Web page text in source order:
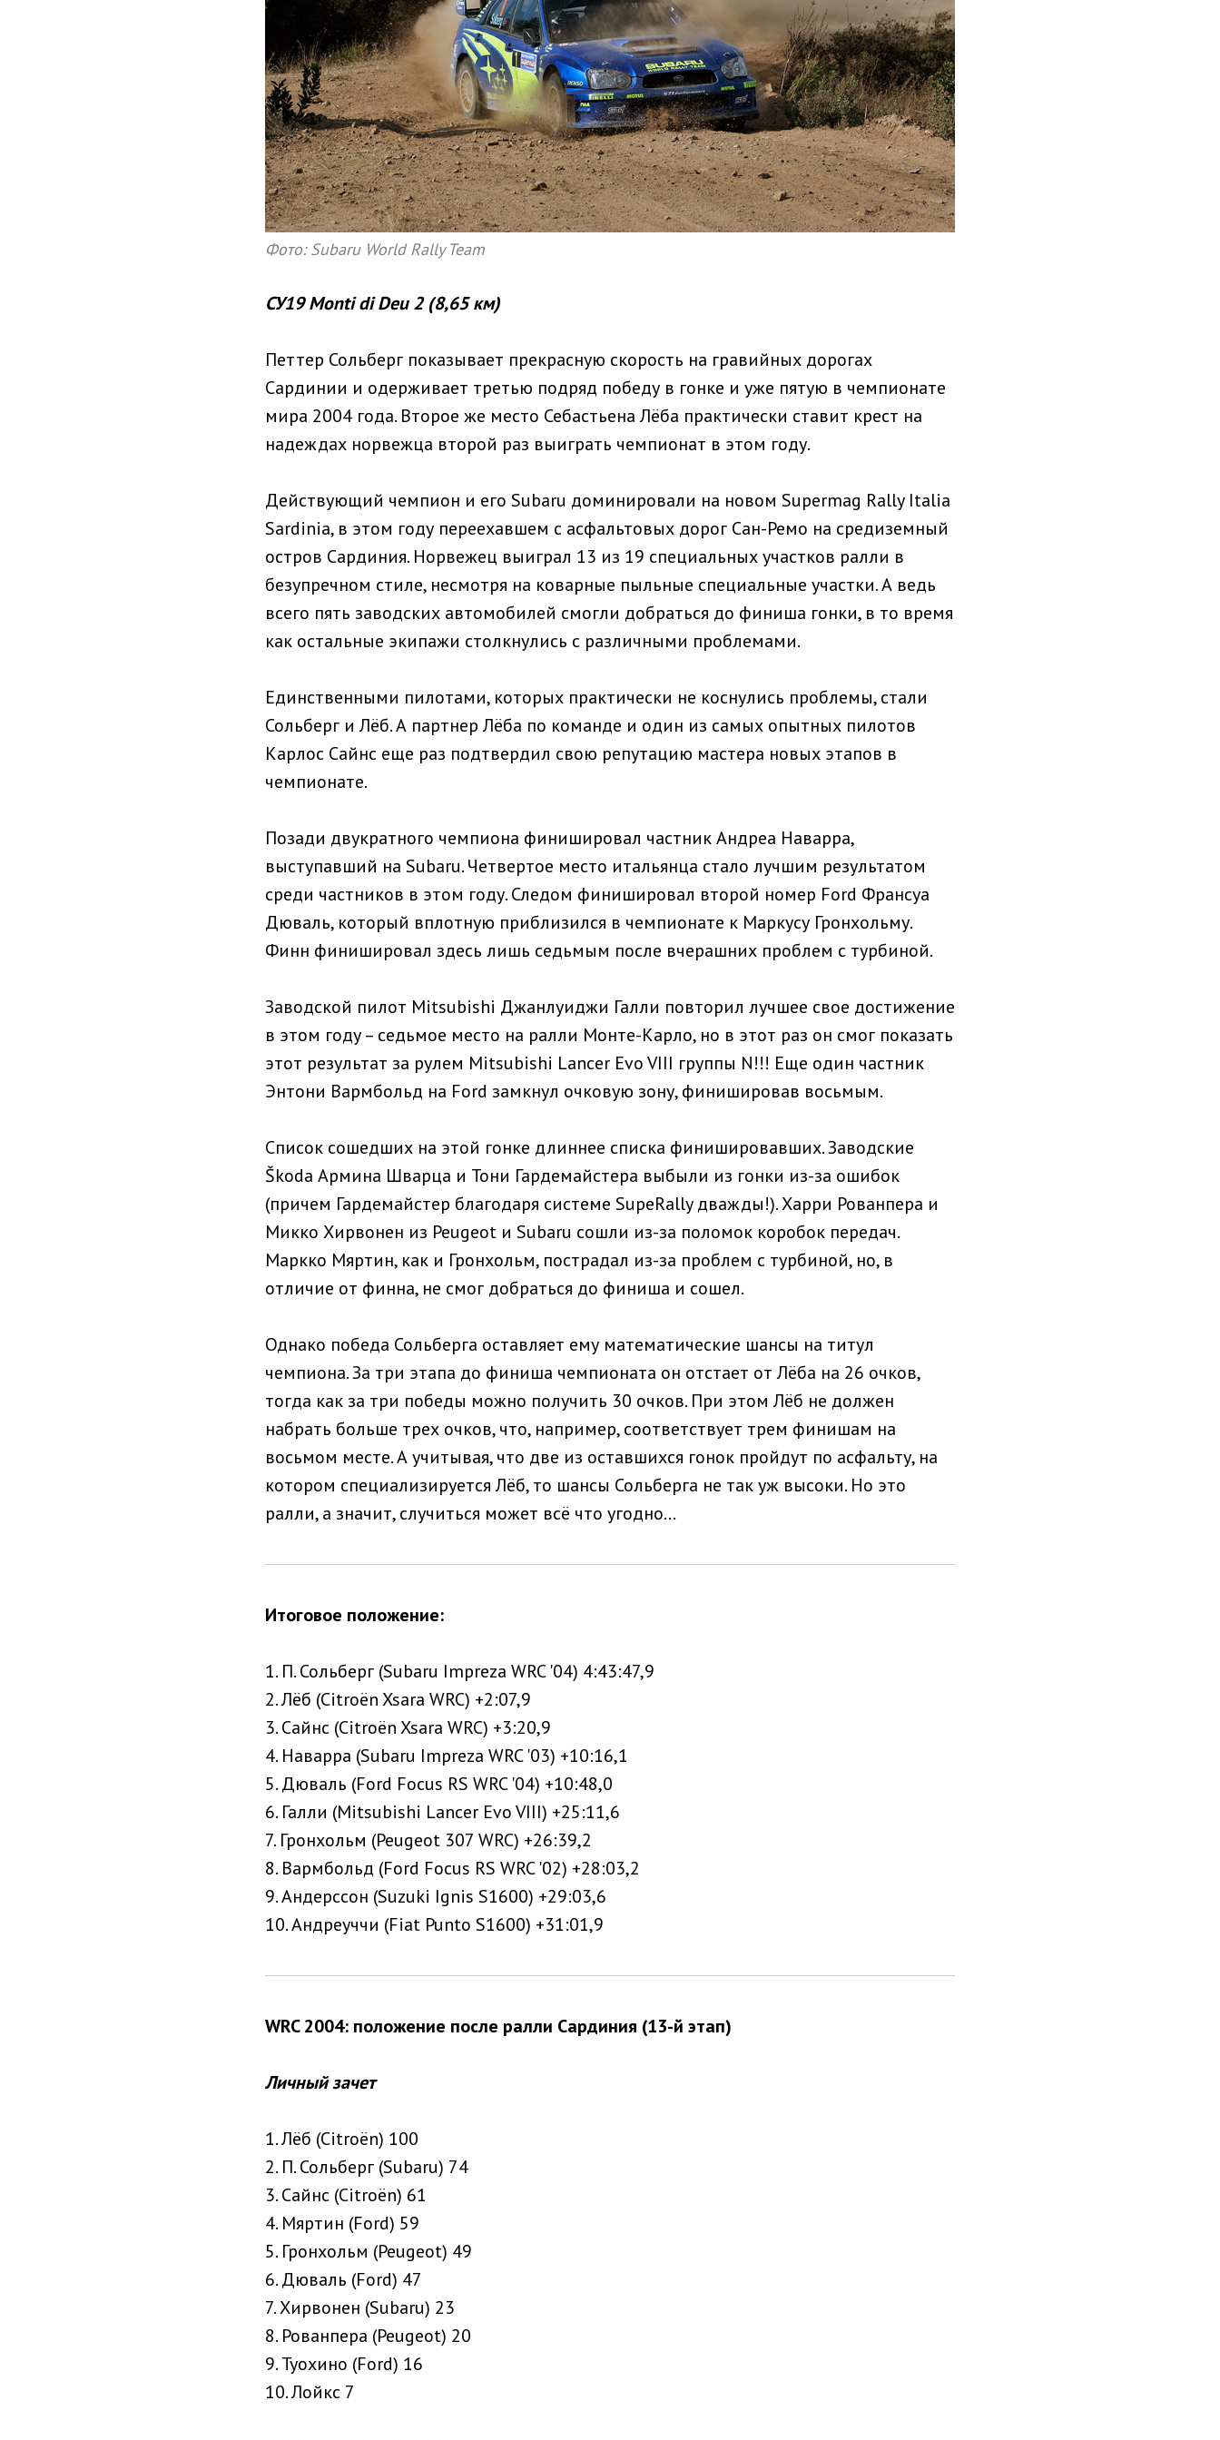
Фото: Subaru World Rally Team
СУ19 Monti di Deu 2 (8,65 км)
Петтер Сольберг показывает прекрасную скорость на гравийных дорогах
Сардинии и одерживает третью подряд победу в гонке и уже пятую в чемпионате
мира 2004 года. Второе же место Себастьена Лёба практически ставит крест на
надеждах норвежца второй раз выиграть чемпионат в этом году.
Действующий чемпион и его Subaru доминировали на новом Supermag Rally Italia
Sardinia, в этом году переехавшем с асфальтовых дорог Сан-Ремо на средиземный
остров Сардиния. Норвежец выиграл 13 из 19 специальных участков ралли в
безупречном стиле, несмотря на коварные пыльные специальные участки. А ведь
всего пять заводских автомобилей смогли добраться до финиша гонки, в то время
как остальные экипажи столкнулись с различными проблемами.
Единственными пилотами, которых практически не коснулись проблемы, стали
Сольберг и Лёб. А партнер Лёба по команде и один из самых опытных пилотов
Карлос Сайнс еще раз подтвердил свою репутацию мастера новых этапов в
чемпионате.
Позади двукратного чемпиона финишировал частник Андреа Наварра,
выступавший на Subaru. Четвертое место итальянца стало лучшим результатом
среди частников в этом году. Следом финишировал второй номер Ford Франсуа
Дюваль, который вплотную приблизился в чемпионате к Маркусу Гронхольму.
Финн финишировал здесь лишь седьмым после вчерашних проблем с турбиной.
Заводской пилот Mitsubishi Джанлуиджи Галли повторил лучшее свое достижение
в этом году – седьмое место на ралли Монте-Карло, но в этот раз он смог показать
этот результат за рулем Mitsubishi Lancer Evo VIII группы N!!! Еще один частник
Энтони Вармбольд на Ford замкнул очковую зону, финишировав восьмым.
Список сошедших на этой гонке длиннее списка финишировавших. Заводские
Škoda Армина Шварца и Тони Гардемайстера выбыли из гонки из-за ошибок
(причем Гардемайстер благодаря системе SupeRally дважды!). Харри Рованпера и
Микко Хирвонен из Peugeot и Subaru сошли из-за поломок коробок передач.
Маркко Мяртин, как и Гронхольм, пострадал из-за проблем с турбиной, но, в
отличие от финна, не смог добраться до финиша и сошел.
Однако победа Сольберга оставляет ему математические шансы на титул
чемпиона. За три этапа до финиша чемпионата он отстает от Лёба на 26 очков,
тогда как за три победы можно получить 30 очков. При этом Лёб не должен
набрать больше трех очков, что, например, соответствует трем финишам на
восьмом месте. А учитывая, что две из оставшихся гонок пройдут по асфальту, на
котором специализируется Лёб, то шансы Сольберга не так уж высоки. Но это
ралли, а значит, случиться может всё что угодно...
Итоговое положение:
1. П. Сольберг (Subaru Impreza WRC '04) 4:43:47,9
2. Лёб (Citroën Xsara WRC) +2:07,9
3. Сайнс (Citroën Xsara WRC) +3:20,9
4. Наварра (Subaru Impreza WRC '03) +10:16,1
5. Дюваль (Ford Focus RS WRC '04) +10:48,0
6. Галли (Mitsubishi Lancer Evo VIII) +25:11,6
7. Гронхольм (Peugeot 307 WRC) +26:39,2
8. Вармбольд (Ford Focus RS WRC '02) +28:03,2
9. Андерссон (Suzuki Ignis S1600) +29:03,6
10. Андреуччи (Fiat Punto S1600) +31:01,9
WRC 2004: положение после ралли Сардиния (13-й этап)
Личный зачет
1. Лёб (Citroën) 100
2. П. Сольберг (Subaru) 74
3. Сайнс (Citroën) 61
4. Мяртин (Ford) 59
5. Гронхольм (Peugeot) 49
6. Дюваль (Ford) 47
7. Хирвонен (Subaru) 23
8. Рованпера (Peugeot) 20
9. Туохино (Ford) 16
10. Лойкс 7